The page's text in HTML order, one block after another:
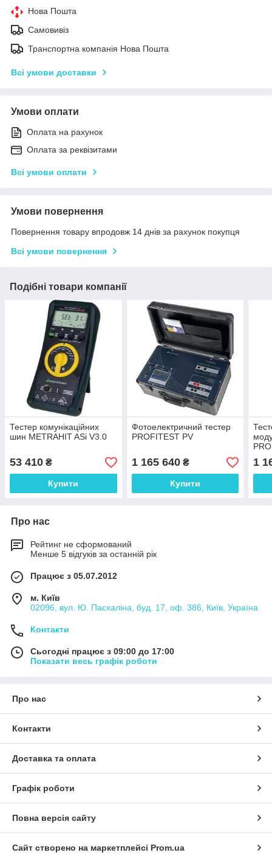
Нова Пошта
Самовивіз
Транспортна компанія Нова Пошта
Всі умови доставки
Умови оплати
Оплата на рахунок
Оплата за реквізитами
Всі умови оплати
Умови повернення
Повернення товару впродовж 14 днів за рахунок покупця
Всі умови повернення
Подібні товари компанії
Тестер комунікаційних
шин METRAHIT ASi V3.0
53 410 ₴
Купити
Фотоелектричний тестер
PROFITEST PV
1 165 640₴
Купити
1
Про нас
Рейтинг не сформований
Менше 5 відгуків за останній рік
Працює з 05.07.2012
м. Київ
02096, вул. Ю. Пасхаліна, буд. 17, оф. 386, Київ, Україна
Контакти
Сьогодні працює з 09:00 до 17:00
Показати весь графік роботи
Про нас
Контакти
Доставка та оплата
Графік роботи
Повна версія сайту
Сайт створено на маркетплейсі Prom.ua